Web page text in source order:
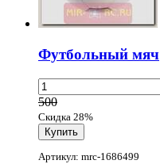
Футбольный мяч
500
Скидка 28%
Артикул: mrc-1686499